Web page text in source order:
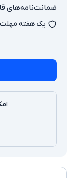
ضمانت‌نامه‌های
یک هفته